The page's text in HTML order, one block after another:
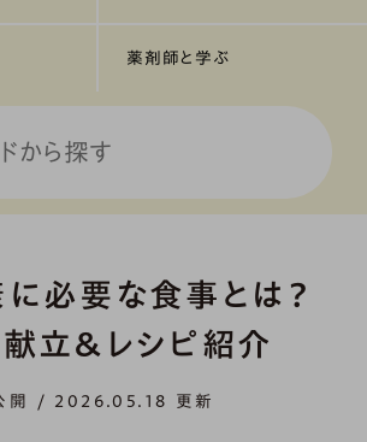
薬剤師と学ぶ
必要な食事とは？
立＆レシピ紹介
開 / 2026.05.18 更新